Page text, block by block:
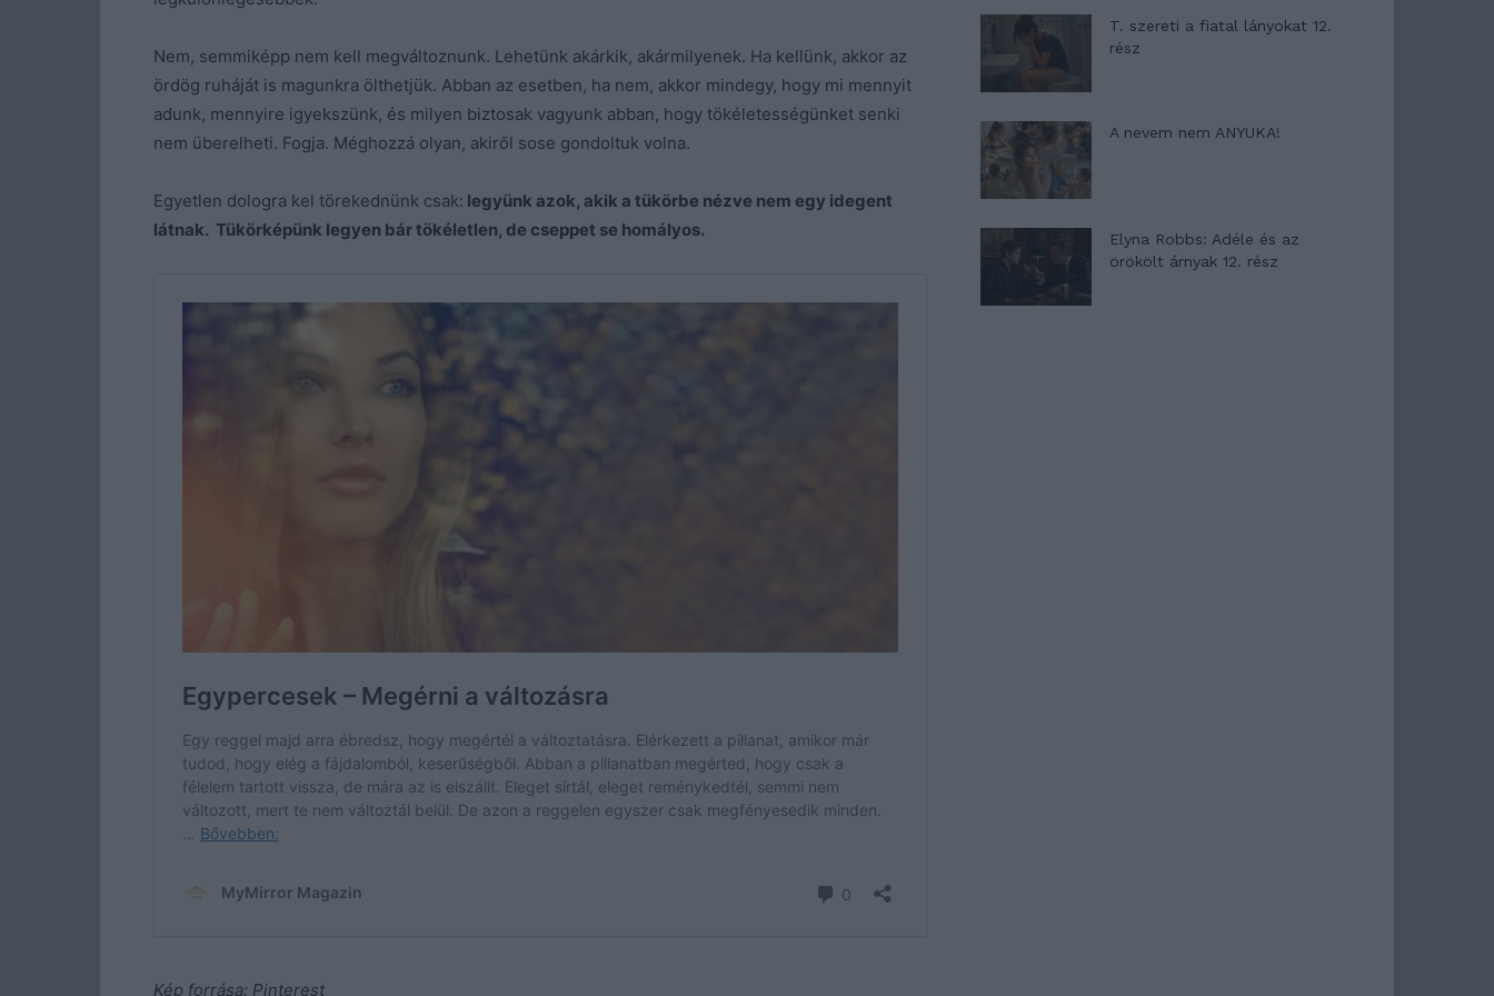
Nem, semmiképp nem kell megváltoznunk. Lehetünk akárkik, akármilyenek. Ha kellünk, akkor az
ördög ruháját is magunkra ölthetjük. Abban az esetben, ha nem, akkor mindegy, hogy mi mennyit
adunk, mennyire igyekszünk, és milyen biztosak vagyunk abban, hogy tökéletességünket senki
nem überelheti. Fogja. Méghozzá olyan, akiről sose gondoltuk volna.
Egyetlen dologra kel törekednünk csak: legyünk azok, akik a tükörbe nézve nem egy idegent
látnak. Tükörképünk legyen bár tökéletlen, de cseppet se homályos.
Kép forrása: Pinterest
T. szereti a fiatal lányokat 12.
rész
A nevem nem ANYUKA!
Elyna Robbs: Adéle és az
örökölt árnyak 12. rész